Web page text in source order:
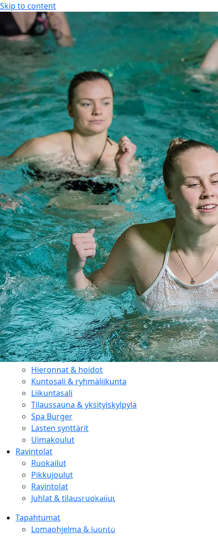
Skip to content
KOKOUS-, LOMA- JA VIIHDEKESKUS
FI
FI
EN
KOKOUS-, LOMA- JA VIIHDEKESKUS
Tarjoukset
Ajankohtaiset tarjoukset
Kesäloma
Senioritarjoukset
Paketit & lomat
Joulu
Majoitus
Hotellihuoneet
Huoneistohotelli
Studiohotelli
Kylpylä
Aukioloajat & hinnat
Hieronnat & hoidot
Kuntosali & ryhmäliikunta
Liikuntasali
Tilaussauna & yksityiskylpylä
Spa Burger
Lasten synttärit
Uimakoulut
Ravintolat
Ruokailut
Pikkujoulut
Ravintolat
Juhlat & tilausruokailut
Tapahtumat
Lomaohjelma & luonto
Kuntosali &
ryhmäliikunta
- Lähde liikkeelle! -